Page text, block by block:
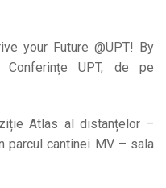
your Future @UPT! By
Conferințe UPT, de pe
Atlas al distanțelor –
parcul cantinei MV – sala